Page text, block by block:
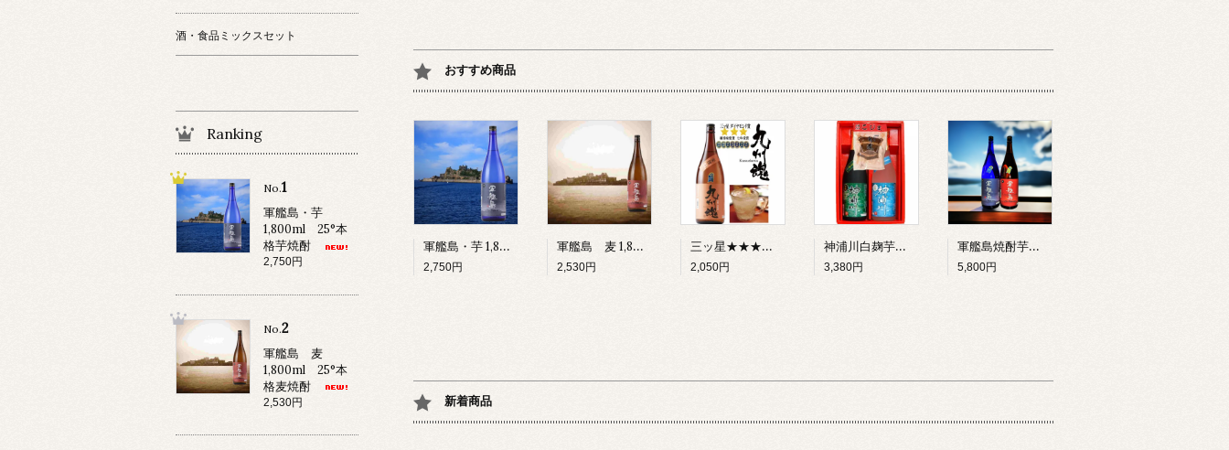
おすすめ商品
軍艦島・芋 1,800ml 25°本格芋焼酎
2,750円
軍艦島 麦 1,800ml 25°本格麦焼酎
2,530円
三ッ星★★★ 九州魂・麦焼酎 1.800ml 国際味覚審査機構ITI ダイヤモンド味覚賞
2,050円
神浦川白麹芋焼酎・神浦川黒麹芋焼酎720ml飲み比べ 長崎角煮付セット
3,380円
軍艦島焼酎芋麦1800mlセットＧ－2
5,800円
新着商品
酒・食品ミックスセット
Ranking
No.1
軍艦島・芋
1,800ml 25°本
格芋焼酎
2,750円
No.2
軍艦島 麦
1,800ml 25°本
格麦焼酎
2,530円